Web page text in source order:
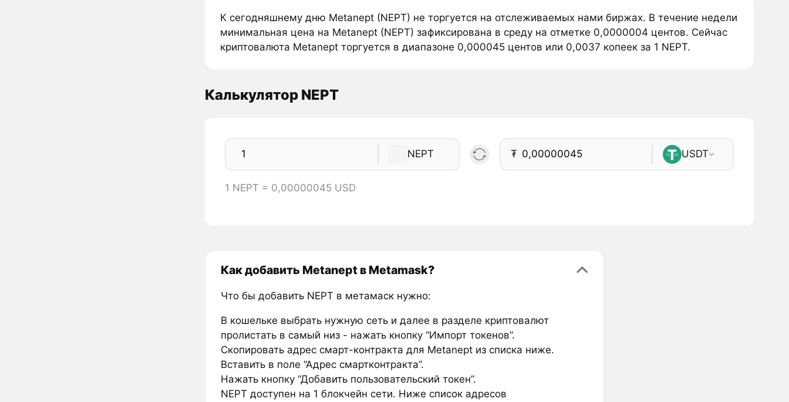
К сегодняшнему дню Metanept (NEPT) не торгуется на отслеживаемых нами биржах. В течение недели
минимальная цена на Metanept (NEPT) зафиксирована в среду на отметке 0,0000004 центов. Сейчас
криптовалюта Metanept торгуется в диапазоне 0,000045 центов или 0,0037 копеек за 1 NEPT.
Калькулятор NEPT
NEPT ₮ USDT
1 NEPT = 0,00000045 USD
Как добавить Metanept в Metamask?
Что бы добавить NEPT в метамаск нужно:
В кошельке выбрать нужную сеть и далее в разделе криптовалют
пролистать в самый низ - нажать кнопку “Импорт токенов”.
Скопировать адрес смарт-контракта для Metanept из списка ниже.
Вставить в поле “Адрес смартконтракта”.
Нажать кнопку “Добавить пользовательский токен”.
NEPT доступен на 1 блокчейн сети. Ниже список адресов